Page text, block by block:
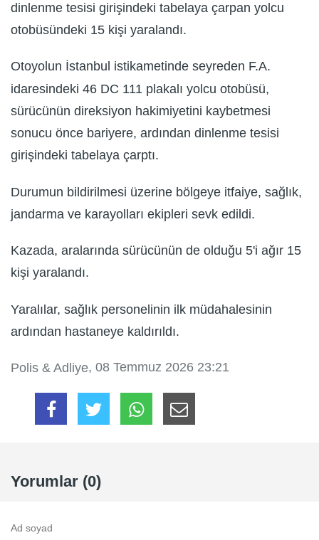
dinlenme tesisi girişindeki tabelaya çarpan yolcu
otobüsündeki 15 kişi yaralandı.
Otoyolun İstanbul istikametinde seyreden F.A.
idaresindeki 46 DC 111 plakalı yolcu otobüsü,
sürücünün direksiyon hakimiyetini kaybetmesi
sonucu önce bariyere, ardından dinlenme tesisi
girişindeki tabelaya çarptı.
Durumun bildirilmesi üzerine bölgeye itfaiye, sağlık,
jandarma ve karayolları ekipleri sevk edildi.
Kazada, aralarında sürücünün de olduğu 5'i ağır 15
kişi yaralandı.
Yaralılar, sağlık personelinin ilk müdahalesinin
ardından hastaneye kaldırıldı.
Polis & Adliye, 08 Temmuz 2026 23:21
Yorumlar (0)